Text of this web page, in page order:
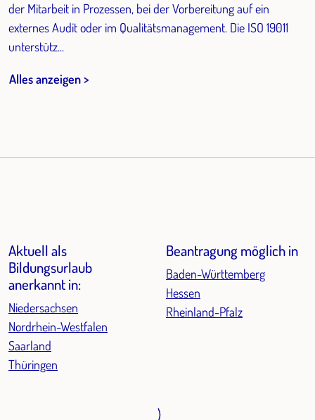
der Mitarbeit in Prozessen, bei der Vorbereitung auf ein
externes Audit oder im Qualitätsmanagement. Die ISO 19011
unterstütz...
Alles anzeigen >
Aktuell als
Bildungsurlaub
anerkannt in:
Niedersachsen
Nordrhein-Westfalen
Saarland
Thüringen
Beantragung möglich in
Baden-Württemberg
Hessen
Rheinland-Pfalz